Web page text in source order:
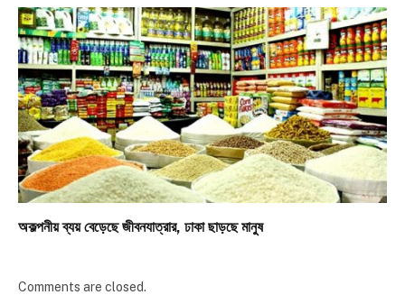
অকল্পনীয় ব্যয় বেড়েছে জীবনযাত্রার, ঢাকা ছাড়ছে মানুষ
Comments are closed.